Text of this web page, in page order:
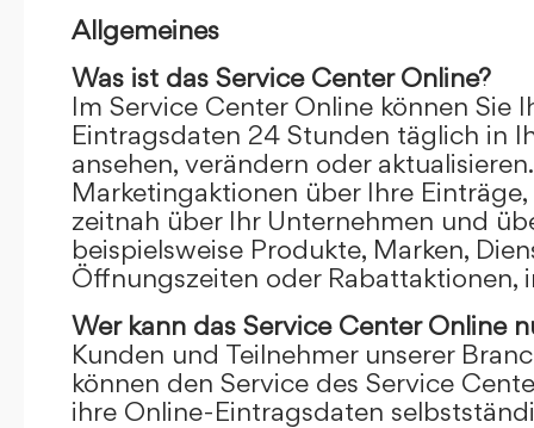
Allgemeines
Was ist das Service Center Online?
Im Service Center Online können Sie
Eintragsdaten 24 Stunden täglich in
ansehen, verändern oder
Marketingaktionen über Ihre
zeitnah über Ihr Unternehmen und
beispielsweise Produkte, Marken,
Öffnungszeiten oder Rabattaktionen,
Wer kann das Service Center Online
Kunden und Teilnehmer unserer
können den Service des Service
ihre Online-Eintragsdaten